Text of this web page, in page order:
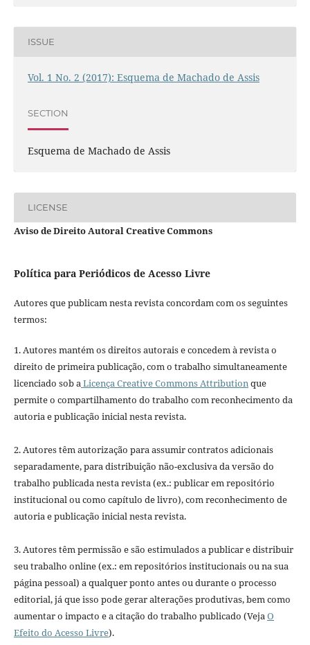
ISSUE
Vol. 1 No. 2 (2017): Esquema de Machado de Assis
SECTION
Esquema de Machado de Assis
LICENSE
Aviso de Direito Autoral Creative Commons
Política para Periódicos de Acesso Livre
Autores que publicam nesta revista concordam com os seguintes
termos:
1. Autores mantém os direitos autorais e concedem à revista o
direito de primeira publicação, com o trabalho simultaneamente
licenciado sob aLicença Creative Commons Attributionque
permite o compartilhamento do trabalho com reconhecimento da
autoria e publicação inicial nesta revista.
2. Autores têm autorização para assumir contratos adicionais
separadamente, para distribuição não-exclusiva da versão do
trabalho publicada nesta revista (ex.: publicar em repositório
institucional ou como capítulo de livro), com reconhecimento de
autoria e publicação inicial nesta revista.
3. Autores têm permissão e são estimulados a publicar e distribuir
seu trabalho online (ex.: em repositórios institucionais ou na sua
página pessoal) a qualquer ponto antes ou durante o processo
editorial, já que isso pode gerar alterações produtivas, bem como
aumentar o impacto e a citação do trabalho publicado (VejaO
Efeito do Acesso Livre).